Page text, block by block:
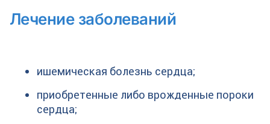
Лечение заболеваний
ишемическая болезнь сердца;
приобретенные либо врожденные пороки
сердца;